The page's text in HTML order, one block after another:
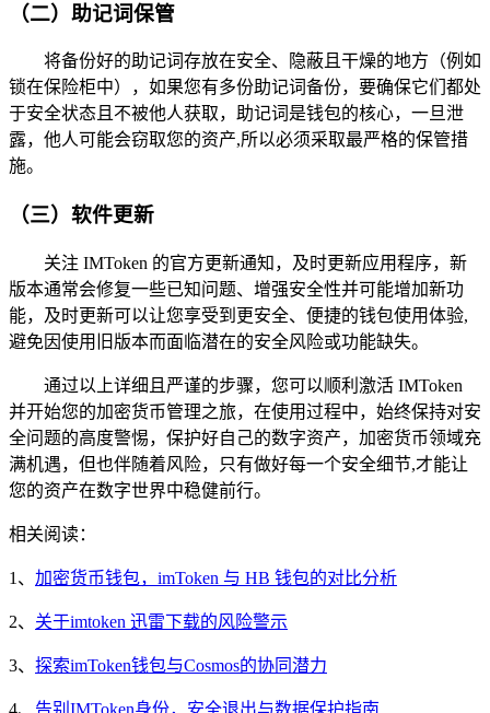
（二）助记词保管
将备份好的助记词存放在安全、隐蔽且干燥的地方（例如
锁在保险柜中），如果您有多份助记词备份，要确保它们都处
于安全状态且不被他人获取，助记词是钱包的核心，一旦泄
露，他人可能会窃取您的资产,所以必须采取最严格的保管措
施。
（三）软件更新
关注 IMToken 的官方更新通知，及时更新应用程序，新
版本通常会修复一些已知问题、增强安全性并可能增加新功
能，及时更新可以让您享受到更安全、便捷的钱包使用体验,
避免因使用旧版本而面临潜在的安全风险或功能缺失。
通过以上详细且严谨的步骤，您可以顺利激活 IMToken
并开始您的加密货币管理之旅，在使用过程中，始终保持对安
全问题的高度警惕，保护好自己的数字资产，加密货币领域充
满机遇，但也伴随着风险，只有做好每一个安全细节,才能让
您的资产在数字世界中稳健前行。
相关阅读：
1、 加密货币钱包，imToken 与 HB 钱包的对比分析
2、 关于imtoken 迅雷下载的风险警示
3、 探索imToken钱包与Cosmos的协同潜力
4、 告别IMToken身份，安全退出与数据保护指南